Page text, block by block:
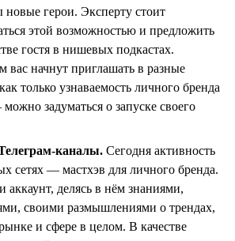
герои. Эксперту стоит
этой возможностью и предложить
гостя в нишевых подкастах.
вас начнут приглашать в разные
только узнаваемость личного бренда
задуматься о запуске своего
каналы. Сегодня активность
сетях — мастхэв для личного бренда.
аккаунт, делясь в нём знаниями,
своими размышлениями о трендах,
и сфере в целом. В качестве